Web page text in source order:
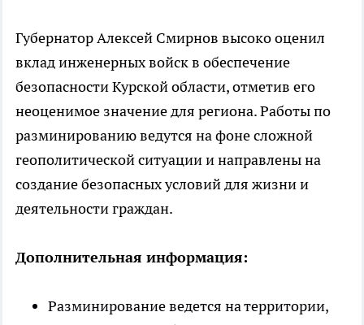
Губернатор Алексей Смирнов высоко оценил
вклад инженерных войск в обеспечение
безопасности Курской области, отметив его
неоценимое значение для региона. Работы по
разминированию ведутся на фоне сложной
геополитической ситуации и направлены на
создание безопасных условий для жизни и
деятельности граждан.
Дополнительная информация:
Разминирование ведется на территории,